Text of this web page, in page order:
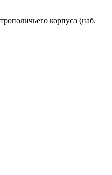
корпуса (наб.